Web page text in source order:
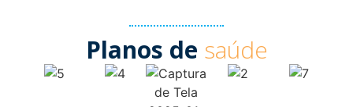
Planos de saúde